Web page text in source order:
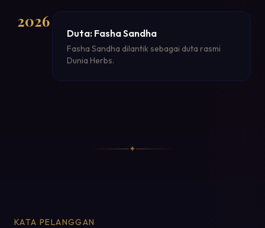
2026
Duta: Fasha Sandha
Fasha Sandha dilantik sebagai duta rasmi
Dunia Herbs.
✦
KATA PELANGGAN